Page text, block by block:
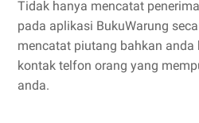
Tidak hanya mencatat
pada aplikasi BukuWarung
mencatat piutang bahkan
kontak telfon orang yang
anda.